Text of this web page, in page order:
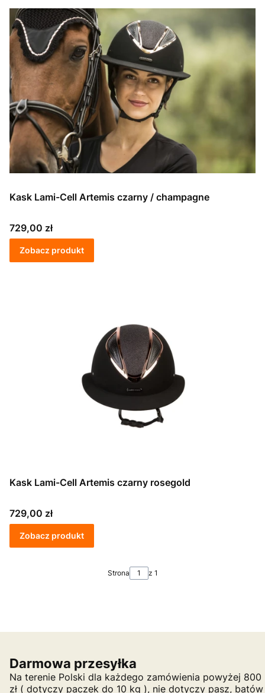
Kask Lami-Cell Artemis czarny / champagne
Cena
729,00 zł
Zobacz produkt
Kask Lami-Cell Artemis czarny rosegold
Cena
729,00 zł
Zobacz produkt
Strona z 1
Darmowa przesyłka
Na terenie Polski dla każdego zamówienia powyżej 800
zł ( dotyczy paczek do 10 kg ), nie dotyczy pasz, batów